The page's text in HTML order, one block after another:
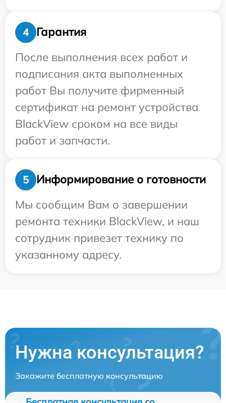
4
Гарантия
После выполнения всех работ и
подписания акта выполненных
работ Вы получите фирменный
сертификат на ремонт устройства
BlackView сроком на все виды
работ и запчасти.
5
Информирование о готовности
Мы сообщим Вам о завершении
ремонта техники BlackView, и наш
сотрудник привезет технику по
указанному адресу.
Нужна консультация?
Закажите бесплатную консультацию